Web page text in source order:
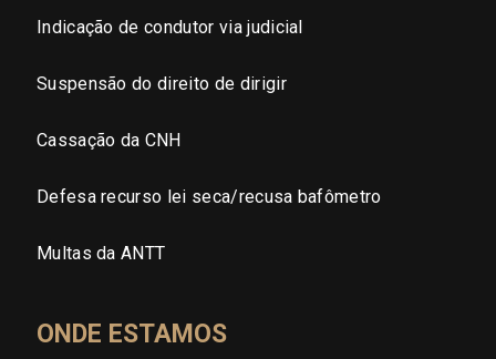
Indicação de condutor via judicial
Suspensão do direito de dirigir
Cassação da CNH
Defesa recurso lei seca/recusa bafômetro
Multas da ANTT
ONDE ESTAMOS